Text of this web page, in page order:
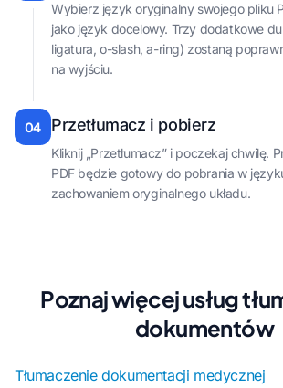
Wybierz język oryginalny swojego pliku
jako język docelowy. Trzy dodatkowe
ligatura, o-slash, a-ring) zostaną
na wyjściu.
04 Przetłumacz i pobierz
Kliknij „Przetłumacz” i poczekaj chwilę.
PDF będzie gotowy do pobrania w
zachowaniem oryginalnego układu.
Poznaj więcej usług
dokumentów
Tłumaczenie dokumentacji medycznej